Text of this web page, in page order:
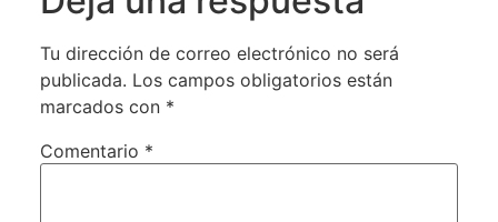
Tu dirección de correo electrónico no será
publicada. Los campos obligatorios están
marcados con *
Comentario *